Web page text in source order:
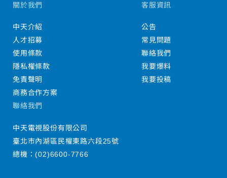
關於我們
中天介紹
人才招募
使用條款
隱私權條款
免責聲明
商務合作方案
客服資訊
公告
常見問題
聯絡我們
我要爆料
我要投稿
聯絡我們
中天電視股份有限公司
臺北市內湖區民權東路六段25號
總機：(02)6600-7766